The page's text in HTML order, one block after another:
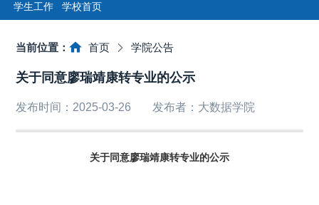
学生工作 学校首页
当前位置： 首页 学院公告
关于同意廖瑞靖康转专业的公示
发布时间：2025-03-26 发布者：大数据学院
关于同意廖瑞靖康转专业的公示